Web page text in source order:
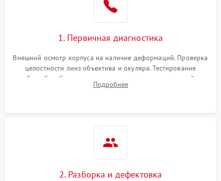
1. Первичная диагностика
Внешний осмотр корпуса на наличие деформаций. Проверка
целостности линз объектива и окуляра. Тестирование
работы барабанчиков ввода поправок, кольца отстройки
параллакса и зума. Выявление сколов, внутренних
Подробнее
2. Разборка и дефектовка